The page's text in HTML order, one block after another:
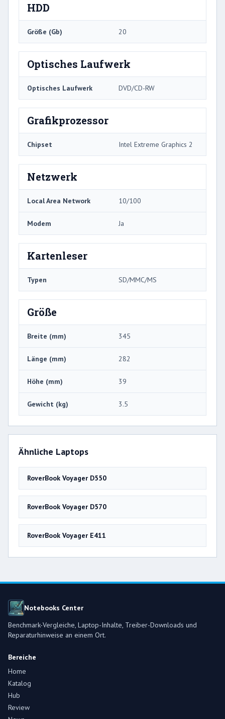
HDD
Größe (Gb) 20
Optisches Laufwerk
Optisches Laufwerk DVD/CD-RW
Grafikprozessor
Chipset Intel Extreme Graphics 2
Netzwerk
Local Area Network 10/100
Modem Ja
Kartenleser
Typen SD/MMC/MS
Größe
Breite (mm) 345
Länge (mm) 282
Höhe (mm) 39
Gewicht (kg) 3.5
Ähnliche Laptops
RoverBook Voyager D550
RoverBook Voyager D570
RoverBook Voyager E411
Notebooks Center
Benchmark-Vergleiche, Laptop-Inhalte, Treiber-Downloads und
Reparaturhinweise an einem Ort.
Bereiche
Home
Katalog
Hub
Review